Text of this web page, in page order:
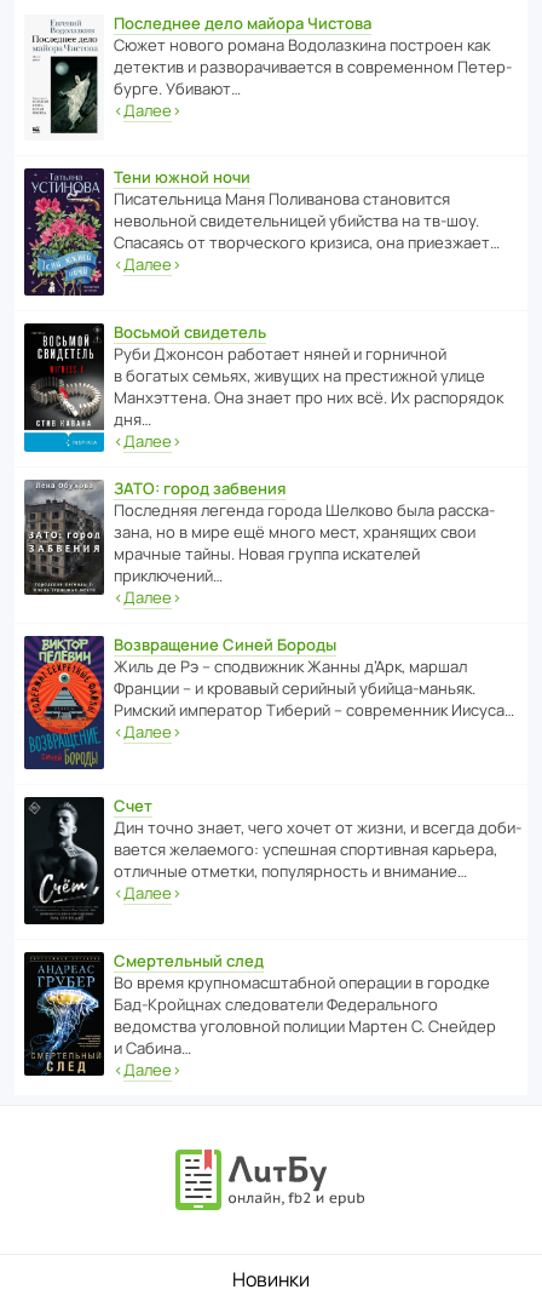
Последнее дело майора Чистова
Сюжет нового романа Водо­ла­з­кина пост­роен как
дете­ктив и разво­ра­чи­ва­ется в совре­менном Пете­р­
бурге. Убивают…
‹Далее›
Тени южной ночи
Писа­тель­ница Маня Поли­ва­нова стано­вится
невольной свиде­тель­ницей убийства на тв-шоу.
Спасаясь от твор­че­с­кого кризиса, она приезжает…
‹Далее›
Восьмой свидетель
Руби Джонсон рабо­тает няней и горни­чной
в богатых семьях, живущих на прес­ти­жной улице
Манх­эт­тена. Она знает про них всё. Их распо­рядок
дня…
‹Далее›
ЗАТО: город забвения
После­дняя легенда города Шелково была расска­
зана, но в мире ещё много мест, хранящих свои
мрачные тайны. Новая группа иска­телей
приключений…
‹Далее›
Возвращение Синей Бороды
Жиль де Рэ – спод­ви­жник Жанны д’Арк, маршал
Франции – и кровавый серийный убийца-маньяк.
Римский импе­ратор Тиберий – совре­менник Иисуса…
‹Далее›
Счет
Дин точно знает, чего хочет от жизни, и всегда доби­
ва­ется жела­е­мого: успе­шная спор­ти­вная карьера,
отли­чные отметки, попу­ля­р­ность и внимание…
‹Далее›
Смертельный след
Во время круп­но­мас­ш­та­бной операции в городке
Бад‑Крой­цнах следо­ва­тели Феде­раль­ного
ведомства уголо­вной полиции Мартен С. Снейдер
и Сабина…
‹Далее›
Новинки